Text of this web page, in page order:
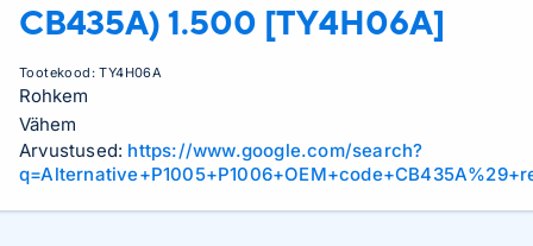
CB435A) 1.500 [TY4H06A]
Tootekood:TY4H06A
Rohkem
Vähem
Arvustused: https://www.google.com/search?